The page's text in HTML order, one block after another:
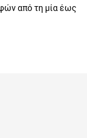
από τη μία έως